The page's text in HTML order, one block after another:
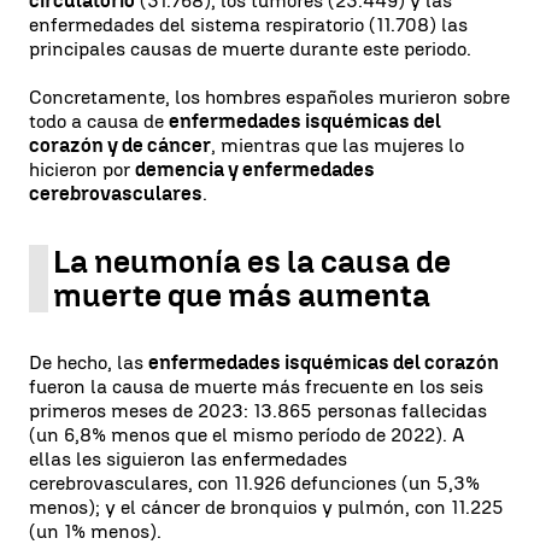
enfermedades del sistema respiratorio (11.708) las
principales causas de muerte durante este periodo.
Concretamente, los hombres españoles murieron sobre
todo a causa de enfermedades isquémicas del
corazón y de cáncer, mientras que las mujeres lo
hicieron por demencia y enfermedades
cerebrovasculares.
La neumonía es la causa de
muerte que más aumenta
De hecho, las enfermedades isquémicas del corazón
fueron la causa de muerte más frecuente en los seis
primeros meses de 2023: 13.865 personas fallecidas
(un 6,8% menos que el mismo período de 2022). A
ellas les siguieron las enfermedades
cerebrovasculares, con 11.926 defunciones (un 5,3%
menos); y el cáncer de bronquios y pulmón, con 11.225
(un 1% menos).